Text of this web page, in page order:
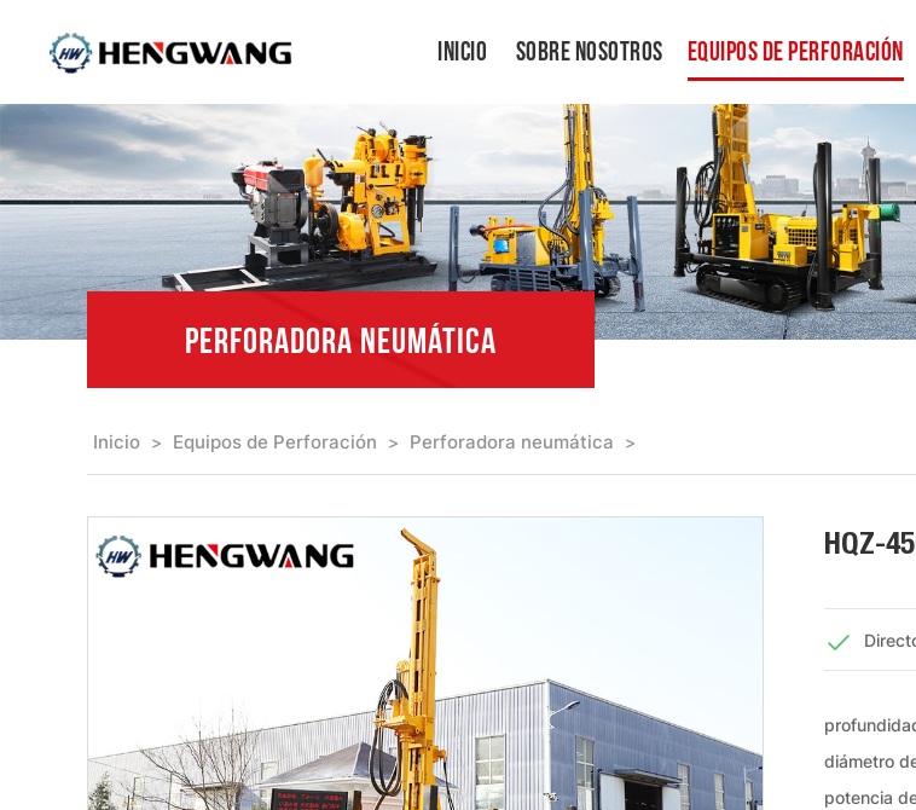
Inicio Sobre Nosotros Equipos De Perforación
PERFORADORA NEUMÁTICA
Inicio > Equipos de Perforación > Perforadora neumática >
HQZ-
diámetro
potencia